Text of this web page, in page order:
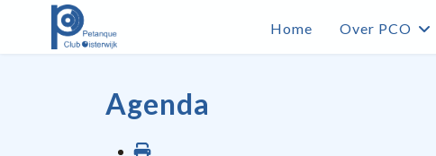
Home Over PCO
Agenda